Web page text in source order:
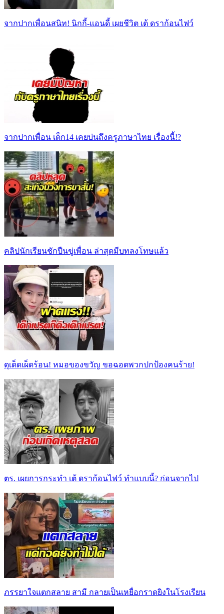
จากปากเพื่อนสนิท! นิกกี้-แอนดี้ เผยชีวิต เต้ ดราก้อนไฟว์
จากปากเพื่อน เด็ก14 เคยบ่นถึงครูภาษาไทย เรื่องนี้!?
คลิปนักเรียนชักปืนขู่เพื่อน ล่าสุดมีบทลงโทษแล้ว
ดุเด็ดเผ็ดร้อน! หมอของขวัญ ขอฉอดพวกปกป้องคนร้าย!
ตร. เผยการกระทำ เต้ ดราก้อนไฟว์ ทำแบบนี้? ก่อนจากไป
ภรรยาใจแตกสลาย สามี กลายเป็นเหยื่อกราดยิงในโรงเรียน